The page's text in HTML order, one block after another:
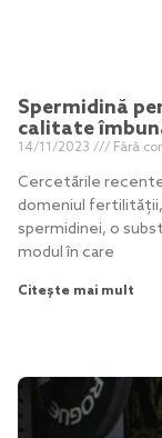
Spermidină
calitate
14/11/2023 Fără
Cercetările
domeniul
spermidinei, o
modul în care
Citește mai mult